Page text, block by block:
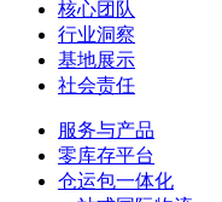
核心团队
行业洞察
基地展示
社会责任
服务与产品
零库存平台
仓运包一体化